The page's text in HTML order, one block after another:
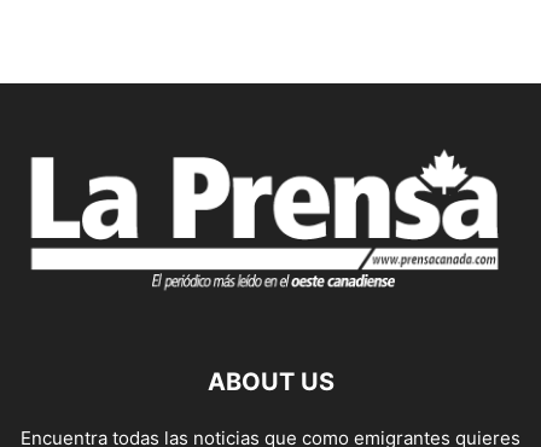
ABOUT US
Encuentra todas las noticias que como emigrantes quieres